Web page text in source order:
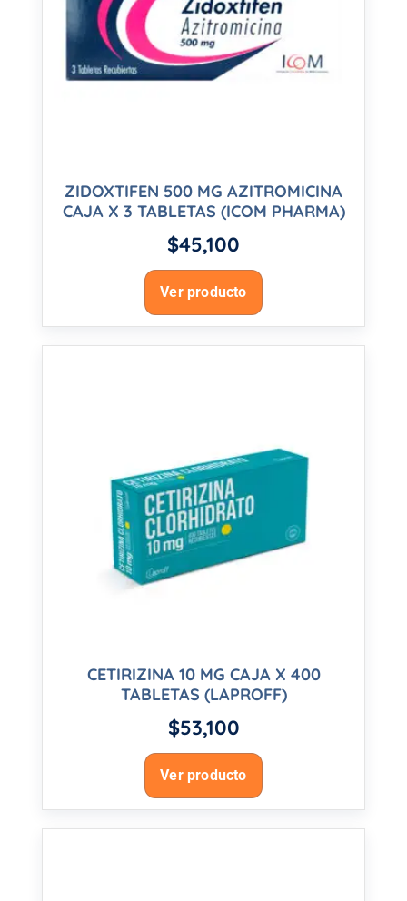
ZIDOXTIFEN 500 MG AZITROMICINA
CAJA X 3 TABLETAS (ICOM PHARMA)
$45,100
Ver producto
CETIRIZINA 10 MG CAJA X 400
TABLETAS (LAPROFF)
$53,100
Ver producto